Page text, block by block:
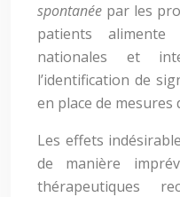
spontanée par les
patients
nationales et
l’identification de
en place de mesures
Les effets
de manière
thérapeutiques